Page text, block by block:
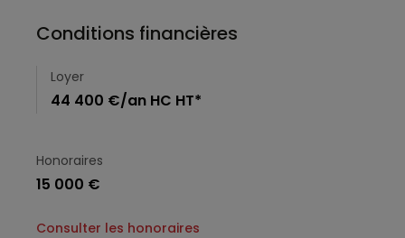
Conditions financières
Loyer
44 400 €/an HC HT*
Honoraires
15 000 €
Consulter les honoraires